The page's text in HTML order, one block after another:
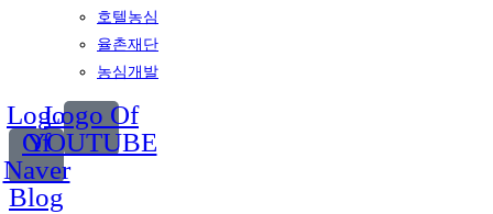
호텔농심
율촌재단
농심개발
Logo
Of
Naver
Blog
Logo Of
YOUTUBE